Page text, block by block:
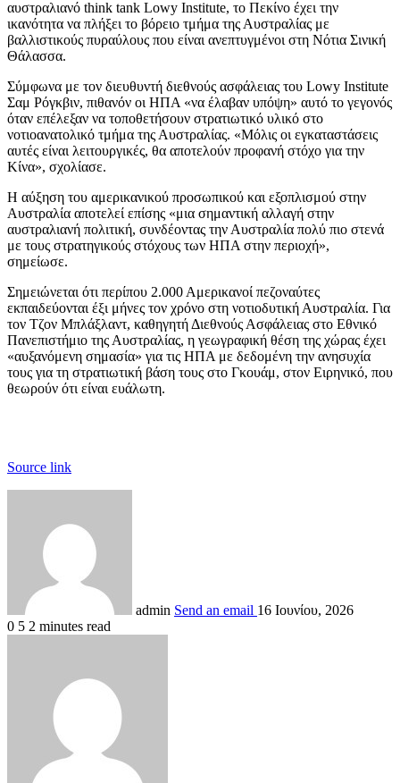
αυστραλιανό think tank Lowy Institute, το Πεκίνο έχει την
ικανότητα να πλήξει το βόρειο τμήμα της Αυστραλίας με
βαλλιστικούς πυραύλους που είναι ανεπτυγμένοι στη Νότια Σινική
Θάλασσα.
Σύμφωνα με τον διευθυντή διεθνούς ασφάλειας του Lowy Institute
Σαμ Ρόγκβιν, πιθανόν οι ΗΠΑ «να έλαβαν υπόψη» αυτό το γεγονός
όταν επέλεξαν να τοποθετήσουν στρατιωτικό υλικό στο
νοτιοανατολικό τμήμα της Αυστραλίας. «Μόλις οι εγκαταστάσεις
αυτές είναι λειτουργικές, θα αποτελούν προφανή στόχο για την
Κίνα», σχολίασε.
Η αύξηση του αμερικανικού προσωπικού και εξοπλισμού στην
Αυστραλία αποτελεί επίσης «μια σημαντική αλλαγή στην
αυστραλιανή πολιτική, συνδέοντας την Αυστραλία πολύ πιο στενά
με τους στρατηγικούς στόχους των ΗΠΑ στην περιοχή»,
σημείωσε.
Σημειώνεται ότι περίπου 2.000 Αμερικανοί πεζοναύτες
εκπαιδεύονται έξι μήνες τον χρόνο στη νοτιοδυτική Αυστραλία. Για
τον Τζον Μπλάξλαντ, καθηγητή Διεθνούς Ασφάλειας στο Εθνικό
Πανεπιστήμιο της Αυστραλίας, η γεωγραφική θέση της χώρας έχει
«αυξανόμενη σημασία» για τις ΗΠΑ με δεδομένη την ανησυχία
τους για τη στρατιωτική βάση τους στο Γκουάμ, στον Ειρηνικό, που
θεωρούν ότι είναι ευάλωτη.
Source link
admin Send an email 16 Ιουνίου, 2026
0 5 2 minutes read